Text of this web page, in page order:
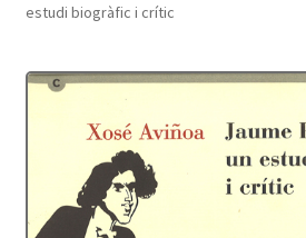
Accessibilitat
Cistella
El meu compte
Finalitzar compra
estudi biogràfic i crític